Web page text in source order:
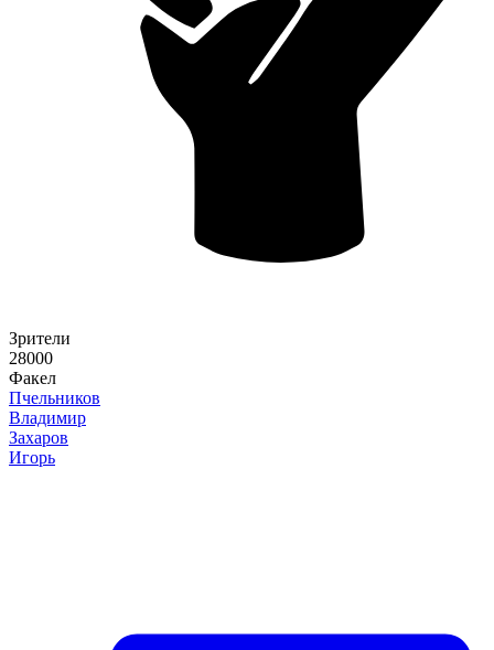
Зрители
28000
Факел
Пчельников
Владимир
Захаров
Игорь